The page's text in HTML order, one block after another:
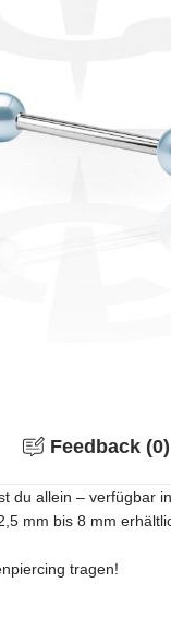
Feedback (0)
du allein – verfügbar
mm bis 8 mm
tragen!